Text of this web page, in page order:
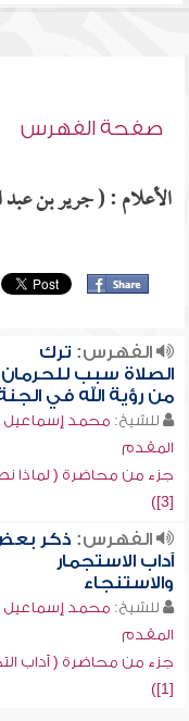
صفحة الفهرس
الأعلام : ( جرير بن عبد
الفهرس: ترك
الصلاة سبب للحرمان
من رؤية الله في
للشيخ: محمد إسماعيل
المقدم
جزء من محاضرة ( لماذا
[3])
الفهرس: ذكر
آداب الاستجمار
والاستنجاء
للشيخ: محمد إسماعيل
المقدم
جزء من محاضرة ( آداب
[1])